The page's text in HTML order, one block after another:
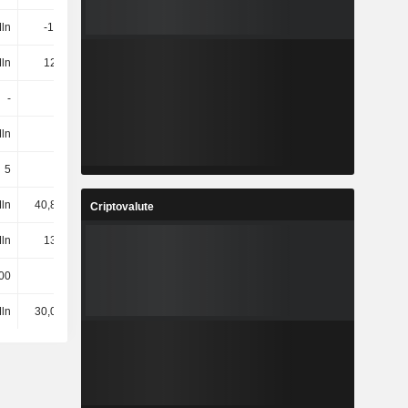
-1,7 Mln
124 Mln
-
5
40,82 Mln 42,65 Mln
131 Mln
30,03 Mln
Criptovalute